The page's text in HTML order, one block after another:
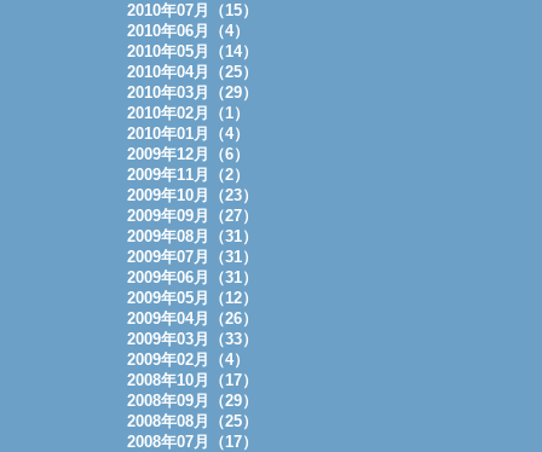
2010年07月（15）
2010年06月（4）
2010年05月（14）
2010年04月（25）
2010年03月（29）
2010年02月（1）
2010年01月（4）
2009年12月（6）
2009年11月（2）
2009年10月（23）
2009年09月（27）
2009年08月（31）
2009年07月（31）
2009年06月（31）
2009年05月（12）
2009年04月（26）
2009年03月（33）
2009年02月（4）
2008年10月（17）
2008年09月（29）
2008年08月（25）
2008年07月（17）